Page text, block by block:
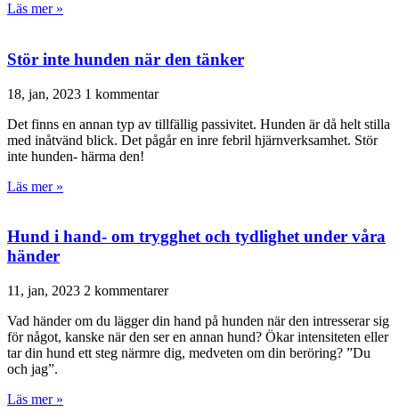
Läs mer »
Stör inte hunden när den tänker
18, jan, 2023 1 kommentar
Det finns en annan typ av tillfällig passivitet. Hunden är då helt stilla
med inåtvänd blick. Det pågår en inre febril hjärnverksamhet. Stör
inte hunden- härma den!
Läs mer »
Hund i hand- om trygghet och tydlighet under våra
händer
11, jan, 2023 2 kommentarer
Vad händer om du lägger din hand på hunden när den intresserar sig
för något, kanske när den ser en annan hund? Ökar intensiteten eller
tar din hund ett steg närmre dig, medveten om din beröring? ”Du
och jag”.
Läs mer »